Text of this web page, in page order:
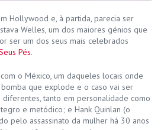
Hollywood e, à partida, parecia ser
Welles, um dos maiores génios que
ser um dos seus mais celebrados
Pés.
o México, um daqueles locais onde
bomba que explode e o caso vai ser
tanto em personalidade como
e metódico; e Hank Quinlan (o
pelo assassinato da mulher há 30 anos